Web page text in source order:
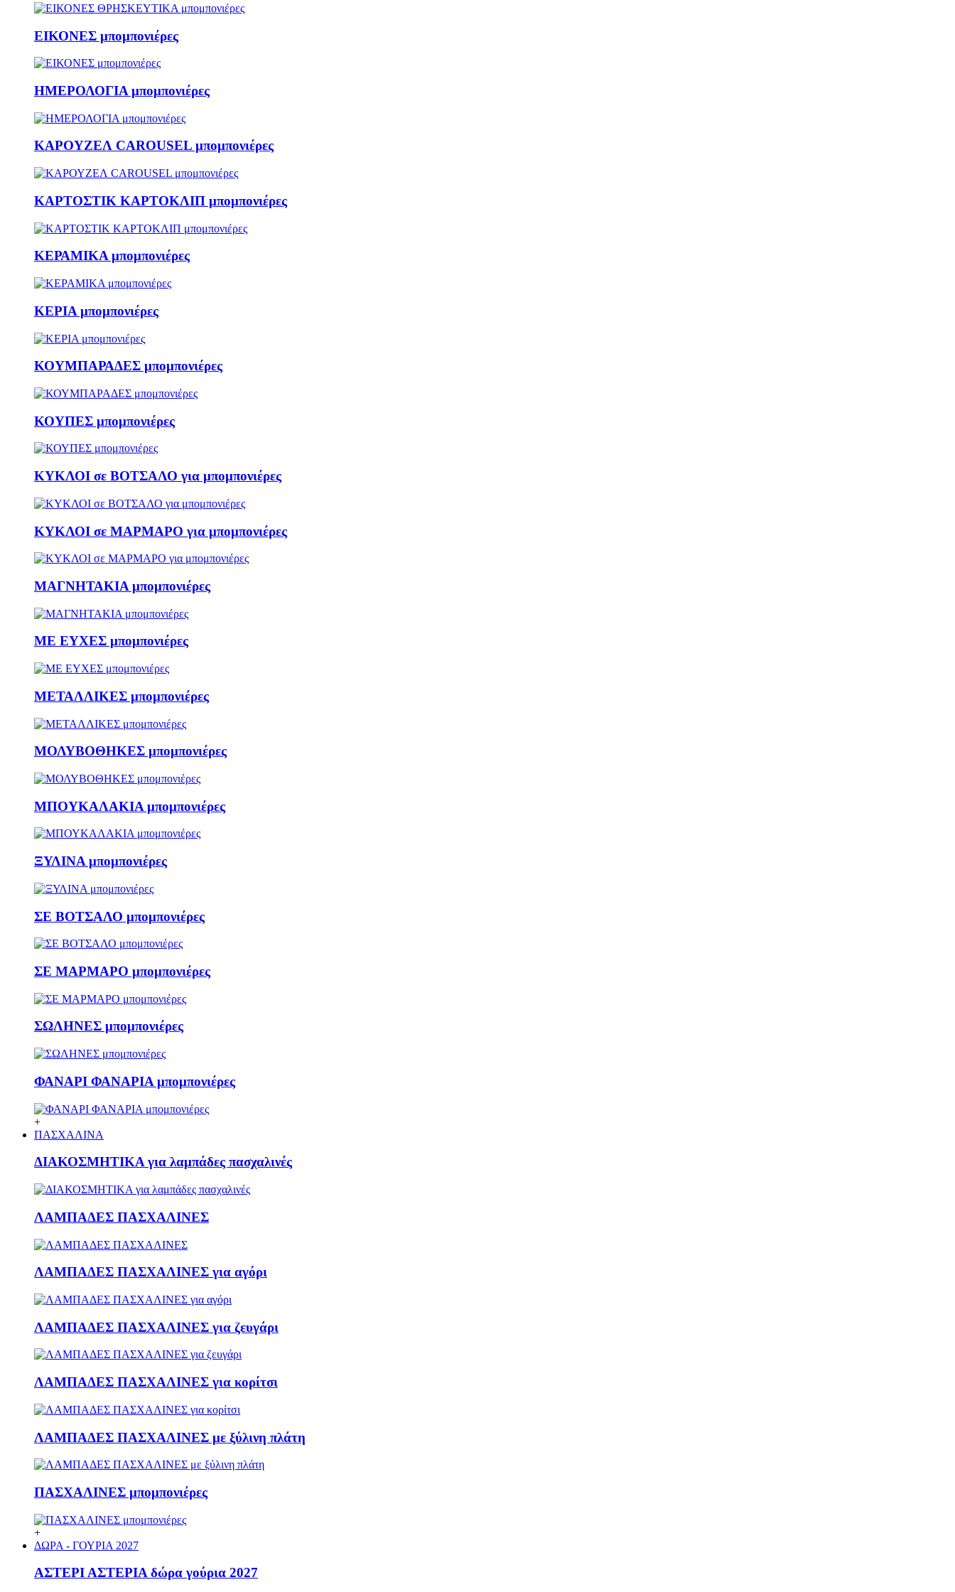
ΕΙΚΟΝΕΣ μπομπονιέρες
ΗΜΕΡΟΛΟΓΙΑ μπομπονιέρες
ΚΑΡΟΥΖΕΛ CAROUSEL μπομπονιέρες
ΚΑΡΤΟΣΤΙΚ ΚΑΡΤΟΚΛΙΠ μπομπονιέρες
ΚΕΡΑΜΙΚΑ μπομπονιέρες
ΚΕΡΙΑ μπομπονιέρες
ΚΟΥΜΠΑΡΑΔΕΣ μπομπονιέρες
ΚΟΥΠΕΣ μπομπονιέρες
ΚΥΚΛΟΙ σε ΒΟΤΣΑΛΟ για μπομπονιέρες
ΚΥΚΛΟΙ σε ΜΑΡΜΑΡΟ για μπομπονιέρες
ΜΑΓΝΗΤΑΚΙΑ μπομπονιέρες
ΜΕ ΕΥΧΕΣ μπομπονιέρες
ΜΕΤΑΛΛΙΚΕΣ μπομπονιέρες
ΜΟΛΥΒΟΘΗΚΕΣ μπομπονιέρες
ΜΠΟΥΚΑΛΑΚΙΑ μπομπονιέρες
ΞΥΛΙΝΑ μπομπονιέρες
ΣΕ ΒΟΤΣΑΛΟ μπομπονιέρες
ΣΕ ΜΑΡΜΑΡΟ μπομπονιέρες
ΣΩΛΗΝΕΣ μπομπονιέρες
ΦΑΝΑΡΙ ΦΑΝΑΡΙΑ μπομπονιέρες
+
ΠΑΣΧΑΛΙΝΑ
ΔΙΑΚΟΣΜΗΤΙΚΑ για λαμπάδες πασχαλινές
ΛΑΜΠΑΔΕΣ ΠΑΣΧΑΛΙΝΕΣ
ΛΑΜΠΑΔΕΣ ΠΑΣΧΑΛΙΝΕΣ για αγόρι
ΛΑΜΠΑΔΕΣ ΠΑΣΧΑΛΙΝΕΣ για ζευγάρι
ΛΑΜΠΑΔΕΣ ΠΑΣΧΑΛΙΝΕΣ για κορίτσι
ΛΑΜΠΑΔΕΣ ΠΑΣΧΑΛΙΝΕΣ με ξύλινη πλάτη
ΠΑΣΧΑΛΙΝΕΣ μπομπονιέρες
+
ΔΩΡΑ - ΓΟΥΡΙΑ 2027
ΑΣΤΕΡΙ ΑΣΤΕΡΙΑ δώρα γούρια 2027